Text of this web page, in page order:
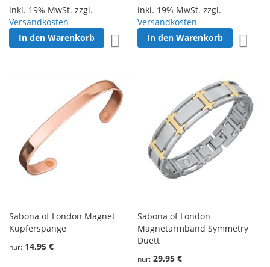
inkl. 19% MwSt. zzgl.
Versandkosten
In den Warenkorb
Zur Wunschliste hinzufügen
inkl. 19% MwSt. zzgl.
Versandkosten
In den Warenkorb
Sabona of London Magnet
Kupferspange
nur 14,95 €
Sabona of London
Magnetarmband Symmetry
Duett
nur 29,95 €